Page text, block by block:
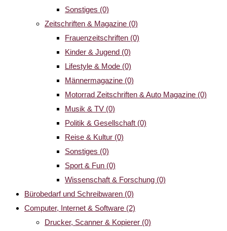
Sonstiges (0)
Zeitschriften & Magazine (0)
Frauenzeitschriften (0)
Kinder & Jugend (0)
Lifestyle & Mode (0)
Männermagazine (0)
Motorrad Zeitschriften & Auto Magazine (0)
Musik & TV (0)
Politik & Gesellschaft (0)
Reise & Kultur (0)
Sonstiges (0)
Sport & Fun (0)
Wissenschaft & Forschung (0)
Bürobedarf und Schreibwaren (0)
Computer, Internet & Software (2)
Drucker, Scanner & Kopierer (0)